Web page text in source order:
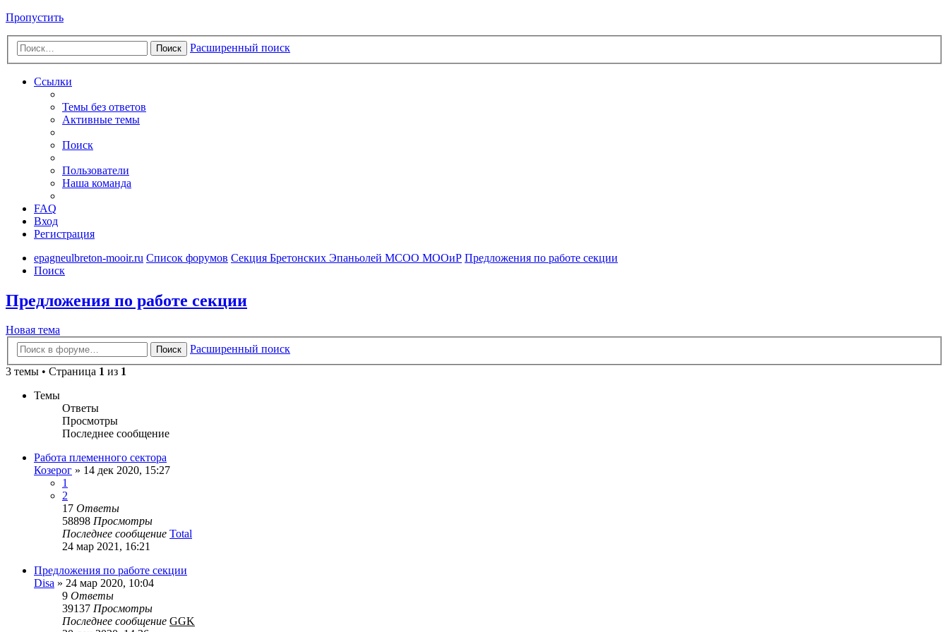
Пропустить
Поиск Расширенный поиск
Ссылки
Темы без ответов
Активные темы
Поиск
Пользователи
Наша команда
FAQ
Вход
Регистрация
epagneulbreton-mooir.ru Список форумов Секция Бретонских Эпаньолей МСОО МООиР Предложения по работе секции
Поиск
Предложения по работе секции
Новая тема
Поиск
Расширенный поиск
3 темы • Страница 1 из 1
Темы
Ответы
Просмотры
Последнее сообщение
Работа племенного сектора
Козерог » 14 дек 2020, 15:27
1
2
17 Ответы
58898 Просмотры
Последнее сообщение Total
24 мар 2021, 16:21
Предложения по работе секции
Disa » 24 мар 2020, 10:04
9 Ответы
39137 Просмотры
Последнее сообщение GGK